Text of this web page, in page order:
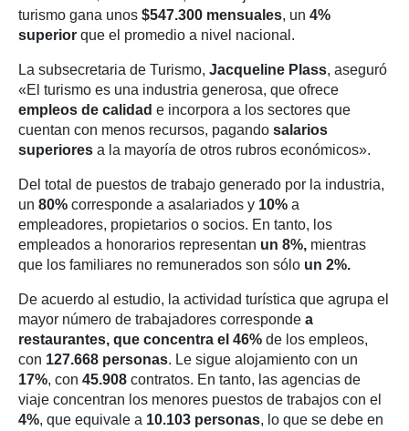
turismo gana unos $547.300 mensuales, un 4%
superior que el promedio a nivel nacional.
La subsecretaria de Turismo, Jacqueline Plass, aseguró
«El turismo es una industria generosa, que ofrece
empleos de calidad e incorpora a los sectores que
cuentan con menos recursos, pagando salarios
superiores a la mayoría de otros rubros económicos».
Del total de puestos de trabajo generado por la industria,
un 80% corresponde a asalariados y 10% a
empleadores, propietarios o socios. En tanto, los
empleados a honorarios representan un 8%, mientras
que los familiares no remunerados son sólo un 2%.
De acuerdo al estudio, la actividad turística que agrupa el
mayor número de trabajadores corresponde a
restaurantes, que concentra el 46% de los empleos,
con 127.668 personas. Le sigue alojamiento con un
17%, con 45.908 contratos. En tanto, las agencias de
viaje concentran los menores puestos de trabajos con el
4%, que equivale a 10.103 personas, lo que se debe en